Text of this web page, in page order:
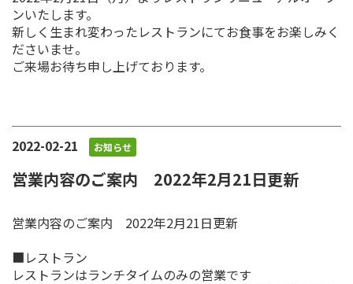
ンいたします。
新しく生まれ変わったレストランにてお食事をお楽しみく
ださいませ。
ご来場お待ち申し上げております。
2022-02-21 お知らせ
営業内容のご案内 2022年2月21日更新
営業内容のご案内 2022年2月21日更新
■レストラン
レストランはランチタイムのみの営業です